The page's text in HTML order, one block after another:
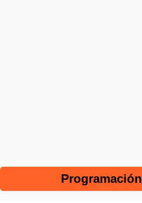
Programación